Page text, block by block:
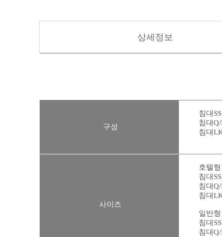
상세정보
구성
침대SS
침대
침대
사이즈
호텔
침대 SS
침대
침대
일반
침대 SS
침대